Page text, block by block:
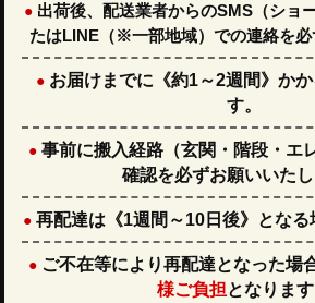
●出荷後、配送業者からのSMS（ショ
たはLINE（※一部地域）での連絡を必
● お届けまでに 《約1～2週間》 か
す。
● 事前に搬入経路（玄関・階段・エ
確認を必ずお願いいたし
●再配達は 《1週間～10日後》 となる
● ご不在等により再配達となった場合
様ご負担となります